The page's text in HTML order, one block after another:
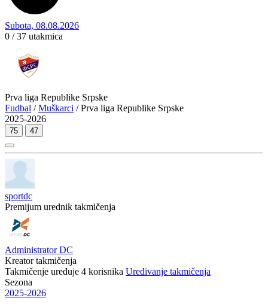
Subota, 08.08.2026
0 / 37 utakmica
Prva liga Republike Srpske
Fudbal /Muškarci / Prva liga Republike Srpske
2025-2026
75 47
sportdc
Premijum urednik takmičenja
Administrator DC
Kreator takmičenja
Takmičenje uređuje 4 korisnika Uređivanje takmičenja
Sezona
2025-2026